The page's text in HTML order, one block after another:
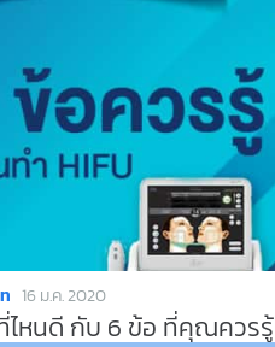
16 ม.ค. 2020
ไหนดี กับ 6 ข้อ ที่คุณควร